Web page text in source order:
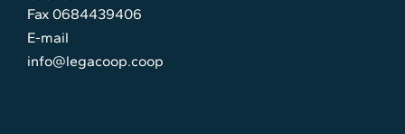
Fax 0684439406
E-mail
info@legacoop.coop